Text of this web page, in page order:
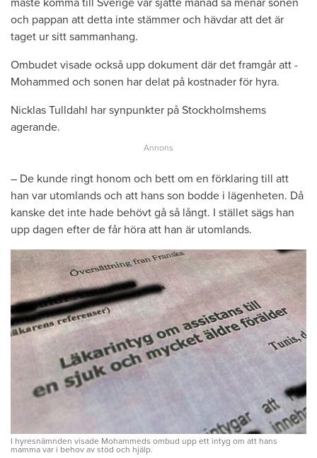
måste ­komma till ­Sverige var sjätte månad så ­menar sonen
och pappan att detta inte ­stämmer och hävdar att det är
taget ur sitt ­sammanhang.
Ombudet visade också upp dokument där det framgår att ­
Mohammed och sonen har delat på kostnader för hyra.
Nicklas Tulldahl har synpunkter på Stockholmshems
agerande.
– De kunde ringt honom och bett om en förklaring till att
han var utomlands och att hans son bodde i lägenheten. Då
kanske det inte hade behövt gå så långt. I stället sägs han
upp dagen efter de får höra att han är utomlands.
I hyresnämnden visade Mohammeds ombud upp ett intyg om att hans
mamma var i behov av stöd och hjälp.